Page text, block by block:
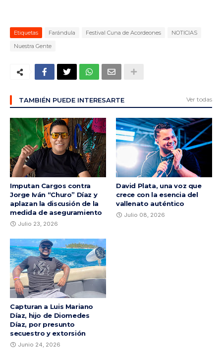
Etiquetas Farándula Festival Cuna de Acordeones
NOTICIAS
Nuestra Gente
TAMBIÉN PUEDE INTERESARTE Ver todas
Imputan Cargos contra
Jorge Iván “Churo” Díaz y
aplazan la discusión de la
medida de aseguramiento
Julio 23, 2026
David Plata, una voz que
crece con la esencia del
vallenato auténtico
Julio 08, 2026
Capturan a Luis Mariano
Díaz, hijo de Diomedes
Díaz, por presunto
secuestro y extorsión
Junio 24, 2026